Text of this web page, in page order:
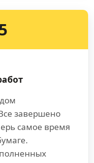
завершено
самое время